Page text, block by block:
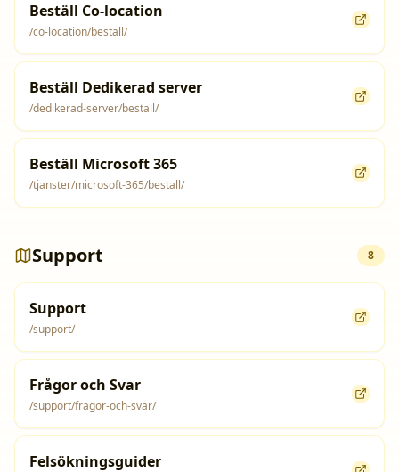
Beställ Co-location
/co-location/bestall/
Beställ Dedikerad server
/dedikerad-server/bestall/
Beställ Microsoft 365
/tjanster/microsoft-365/bestall/
Support 8
Support
/support/
Frågor och Svar
/support/fragor-och-svar/
Felsökningsguider